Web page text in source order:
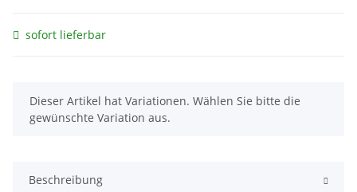
sofort lieferbar
x
Dieser Artikel hat Variationen. Wählen Sie bitte die
gewünschte Variation aus.
Beschreibung